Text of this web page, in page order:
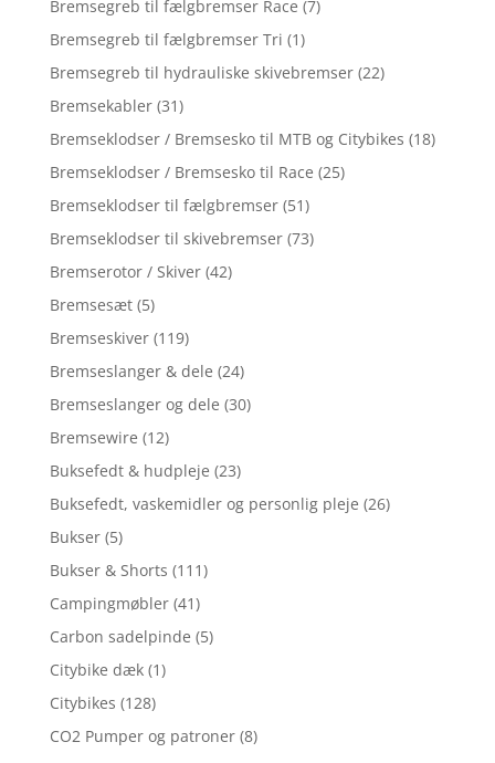
Bremsegreb til fælgbremser Race (7)
Bremsegreb til fælgbremser Tri (1)
Bremsegreb til hydrauliske skivebremser (22)
Bremsekabler (31)
Bremseklodser / Bremsesko til MTB og Citybikes (18)
Bremseklodser / Bremsesko til Race (25)
Bremseklodser til fælgbremser (51)
Bremseklodser til skivebremser (73)
Bremserotor / Skiver (42)
Bremsesæt (5)
Bremseskiver (119)
Bremseslanger & dele (24)
Bremseslanger og dele (30)
Bremsewire (12)
Buksefedt & hudpleje (23)
Buksefedt, vaskemidler og personlig pleje (26)
Bukser (5)
Bukser & Shorts (111)
Campingmøbler (41)
Carbon sadelpinde (5)
Citybike dæk (1)
Citybikes (128)
CO2 Pumper og patroner (8)